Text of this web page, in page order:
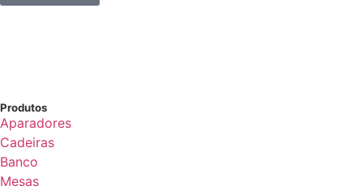
Produtos
Aparadores
Cadeiras
Banco
Mesas